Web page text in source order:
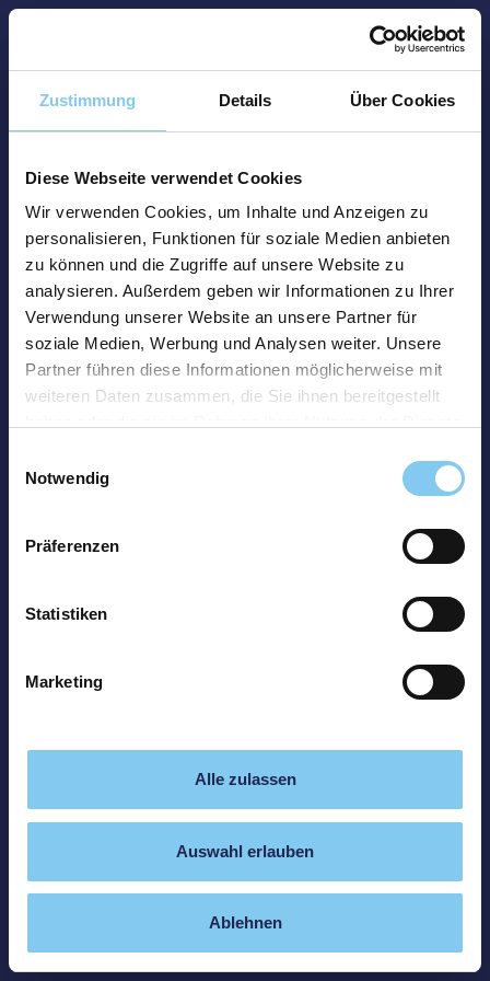
Zustimmung Details Über Cookies
Diese Webseite verwendet Cookies
Wir verwenden Cookies, um Inhalte und Anzeigen zu
personalisieren, Funktionen für soziale Medien anbieten
zu können und die Zugriffe auf unsere Website zu
analysieren. Außerdem geben wir Informationen zu Ihrer
Verwendung unserer Website an unsere Partner für
soziale Medien, Werbung und Analysen weiter. Unsere
Partner führen diese Informationen möglicherweise mit
weiteren Daten zusammen, die Sie ihnen bereitgestellt
Notwendig
Präferenzen
Statistiken
Marketing
Alle zulassen
Auswahl erlauben
Ablehnen